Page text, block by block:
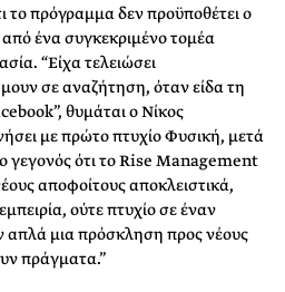
το πρόγραμμα δεν προϋποθέτει ο
ένα συγκεκριμένο τομέα
“Είχα τελειώσει
σε αναζήτηση, όταν είδα τη
θυμάται ο Νίκος
με πρώτο πτυχίο Φυσική, μετά
γεγονός ότι το Rise Management
αποφοίτους αποκλειστικά,
ούτε πτυχίο σε έναν
απλά μια πρόσκληση προς νέους
πράγματα.”